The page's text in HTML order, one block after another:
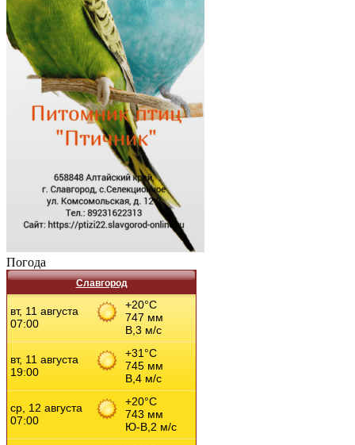
Погода
Славгород